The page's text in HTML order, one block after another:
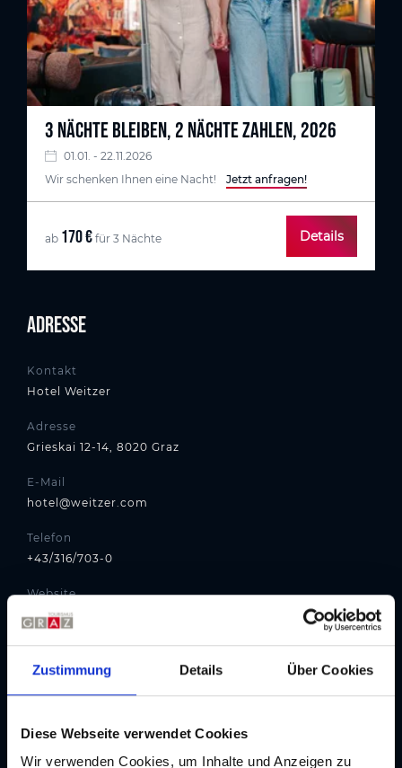
Zustimmung Details Über Cookies
Diese Webseite verwendet Cookies
Wir verwenden Cookies, um Inhalte und Anzeigen zu
3 NÄCHTE BLEIBEN, 2 NÄCHTE ZAHLEN, 2026
01.01. - 22.11.2026
Wir schenken Ihnen eine Nacht!
Jetzt anfragen!
ab 170 € für 3 Nächte Details
Adresse
Kontakt
Hotel Weitzer
Adresse
Grieskai 12-14, 8020 Graz
E-Mail
hotel@weitzer.com
Telefon
+43/316/703-0
Website
hotelweitzer.com
Routenplaner